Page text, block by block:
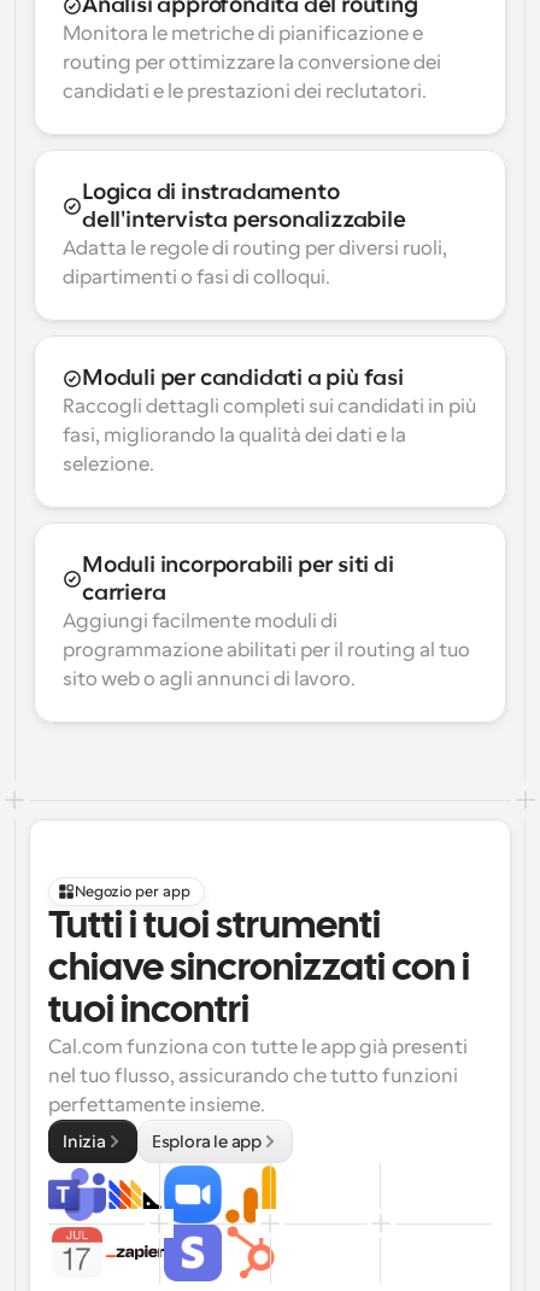
Analisi approfondita del routing
Monitora le metriche di pianificazione e
routing per ottimizzare la conversione dei
candidati e le prestazioni dei reclutatori.
Logica di instradamento
dell'intervista personalizzabile
Adatta le regole di routing per diversi ruoli,
dipartimenti o fasi di colloqui.
Moduli per candidati a più fasi
Raccogli dettagli completi sui candidati in più
fasi, migliorando la qualità dei dati e la
selezione.
Moduli incorporabili per siti di
carriera
Aggiungi facilmente moduli di
programmazione abilitati per il routing al tuo
sito web o agli annunci di lavoro.
Negozio per app
Tutti i tuoi strumenti
chiave sincronizzati con i
tuoi incontri
Cal.com funziona con tutte le app già presenti
nel tuo flusso, assicurando che tutto funzioni
perfettamente insieme.
Inizia Esplora le app